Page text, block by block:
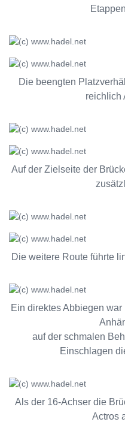
Die beengten
reichlich
Auf der Zielseite der
Die weitere Route führte
Ein direktes Abbiegen
auf der schmalen
Einschlagen
Als der 16-Achser die
Actros